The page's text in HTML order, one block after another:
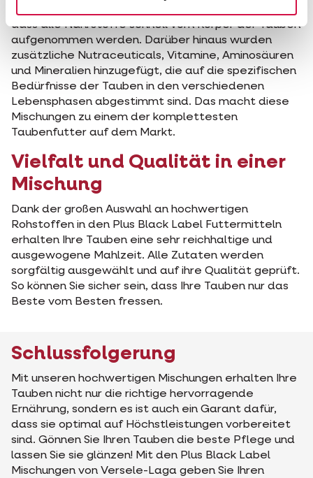
dass alle Nährstoffe schnell vom Körper der Tauben
aufgenommen werden. Darüber hinaus wurden
zusätzliche Nutraceuticals, Vitamine, Aminosäuren
und Mineralien hinzugefügt, die auf die spezifischen
Bedürfnisse der Tauben in den verschiedenen
Lebensphasen abgestimmt sind. Das macht diese
Mischungen zu einem der komplettesten
Taubenfutter auf dem Markt.
Vielfalt und Qualität in einer
Mischung
Dank der großen Auswahl an hochwertigen
Rohstoffen in den Plus Black Label Futtermitteln
erhalten Ihre Tauben eine sehr reichhaltige und
ausgewogene Mahlzeit. Alle Zutaten werden
sorgfältig ausgewählt und auf ihre Qualität geprüft.
So können Sie sicher sein, dass Ihre Tauben nur das
Beste vom Besten fressen.
Schlussfolgerung
Mit unseren hochwertigen Mischungen erhalten Ihre
Tauben nicht nur die richtige hervorragende
Ernährung, sondern es ist auch ein Garant dafür,
dass sie optimal auf Höchstleistungen vorbereitet
sind. Gönnen Sie Ihren Tauben die beste Pflege und
lassen Sie sie glänzen! Mit den Plus Black Label
Mischungen von Versele-Laga geben Sie Ihren